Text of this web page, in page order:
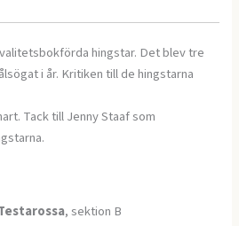
hingstar. Det blev tre
i år. Kritiken till de hingstarna
Tack till Jenny Staaf som
, sektion B